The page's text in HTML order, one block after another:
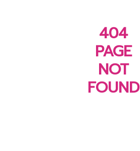
404
PAGE
NOT
FOUND